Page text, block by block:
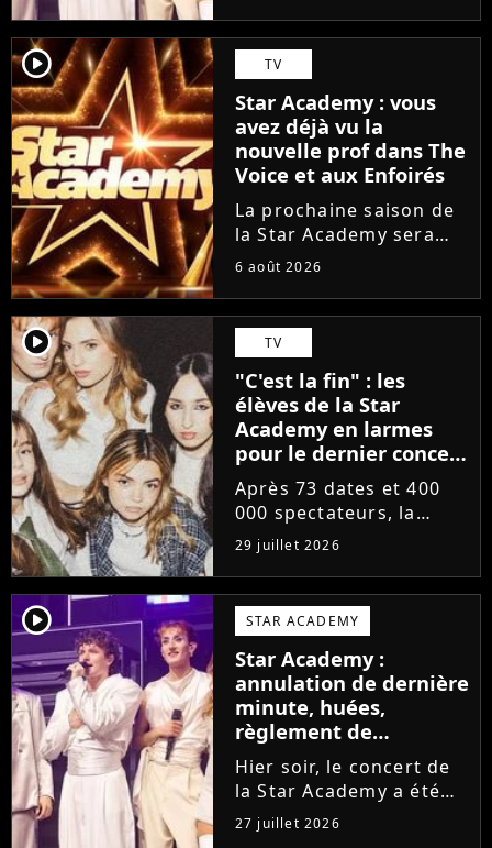
projets solos. En
parallèle, cet élève sort
du silence et se dit
soulagé de ne plus être
sur...
player2 TV
Star Academy : vous
avez déjà vu la
nouvelle prof dans The
Voice et aux Enfoirés
La prochaine saison de
la Star Academy sera
incarnée par une
professeurs après les
départs annoncés de
Michael Goldman, Lucie
Bernardoni et Marlène
Schaff. La...
6 août 2026
player2 TV
"C'est la fin" : les
élèves de la Star
Academy en larmes
pour le dernier concert
de la tournée
Après 73 dates et 400
000 spectateurs, la
tournée de la Star
Academy vient de se
terminer dans les
larmes. Sur les réseaux
sociaux, les élèves
adressent un dernier
message au public...
29 juillet 2026
player2 STAR ACADEMY
Star Academy :
annulation de dernière
minute, huées,
règlement de
comptes... Que s'est-il
passé au concert de
Bayonne hier soir ?
Hier soir, le concert de
la Star Academy a été
mouvementé. Quelques
minutes avant le show,
27 juillet 2026